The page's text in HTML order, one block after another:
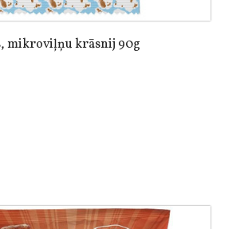
mikroviļņu krāsnij 90g